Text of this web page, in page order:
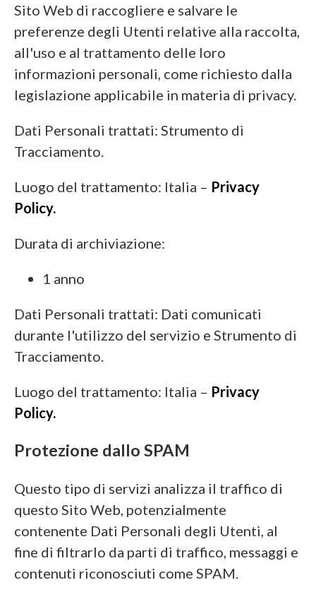
Sito Web di raccogliere e salvare le
preferenze degli Utenti relative alla raccolta,
all'uso e al trattamento delle loro
informazioni personali, come richiesto dalla
legislazione applicabile in materia di privacy.
Dati Personali trattati: Strumento di
Tracciamento.
Luogo del trattamento: Italia – Privacy
Policy.
Durata di archiviazione:
1 anno
Dati Personali trattati: Dati comunicati
durante l'utilizzo del servizio e Strumento di
Tracciamento.
Luogo del trattamento: Italia – Privacy
Policy.
Protezione dallo SPAM
Questo tipo di servizi analizza il traffico di
questo Sito Web, potenzialmente
contenente Dati Personali degli Utenti, al
fine di filtrarlo da parti di traffico, messaggi e
contenuti riconosciuti come SPAM.